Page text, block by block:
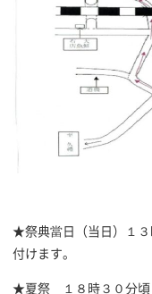
★祭典當日（当日）１３
付けます。
★夏祭 １８時３０分頃